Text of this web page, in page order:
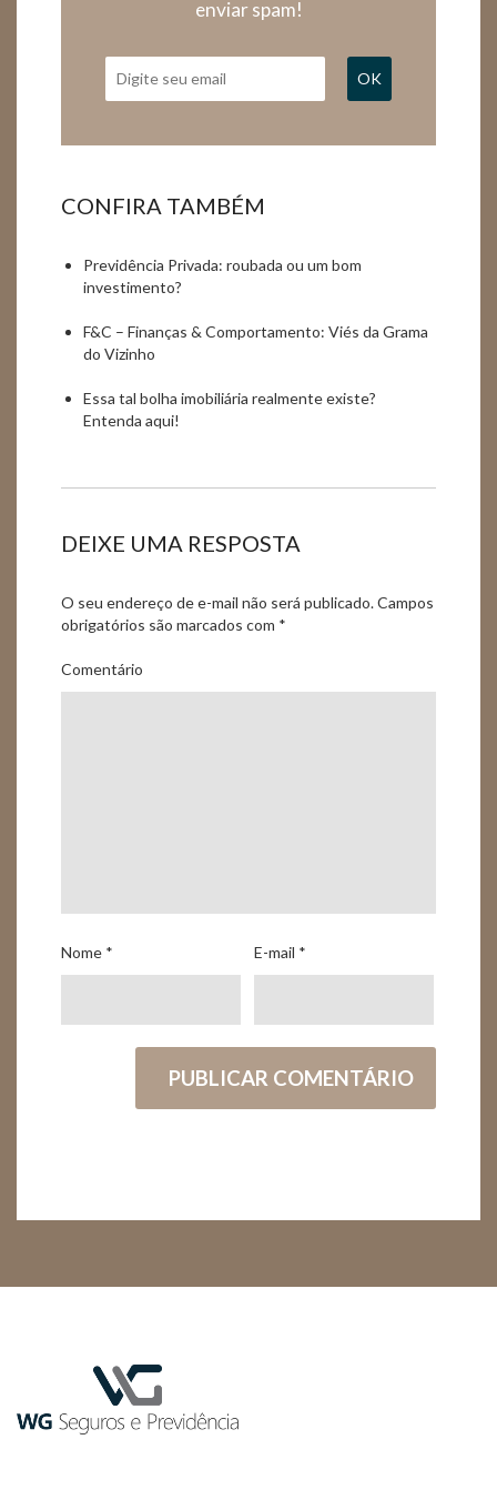
enviar spam!
OK
CONFIRA TAMBÉM
Previdência Privada: roubada ou um bom
investimento?
F&C – Finanças & Comportamento: Viés da Grama
do Vizinho
Essa tal bolha imobiliária realmente existe?
Entenda aqui!
DEIXE UMA RESPOSTA
O seu endereço de e-mail não será publicado.Campos
obrigatórios são marcados com *
Comentário
Nome * E-mail *